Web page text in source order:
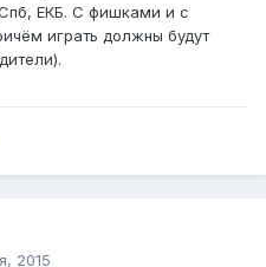
ЕКБ. С фишками и с
играть должны будут
2015